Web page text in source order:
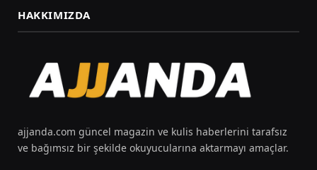
HAKKIMIZDA
ajjanda.com güncel magazin ve kulis haberlerini tarafsız
ve bağımsız bir şekilde okuyucularına aktarmayı amaçlar.